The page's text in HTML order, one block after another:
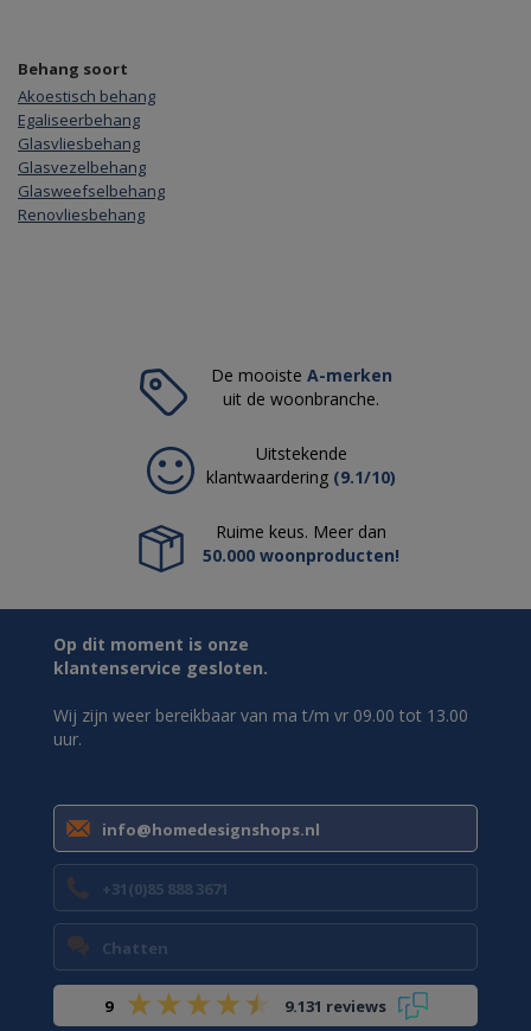
Behang soort
Akoestisch behang
Egaliseerbehang
Glasvliesbehang
Glasvezelbehang
Glasweefselbehang
Renovliesbehang
De mooiste A-merken
uit de woonbranche.
Uitstekende
klantwaardering (9.1/10)
Ruime keus. Meer dan
50.000 woonproducten!
Op dit moment is onze
klantenservice gesloten.
Wij zijn weer bereikbaar van ma t/m vr 09.00 tot 13.00
uur.
info@homedesignshops.nl
+31(0)85 888 3671
Chatten
9 9.131 reviews